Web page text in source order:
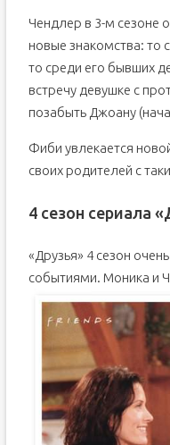
Чендлер в 3-м сезоне
новые знакомства: то
то среди его бывших
встречу девушке с
позабыть Джоану
Фиби увлекается
своих родителей с
4 сезон сериала
«Друзья» 4 сезон
событиями. Моника и